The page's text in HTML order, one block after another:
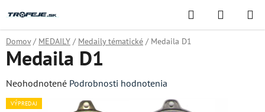
na
obsah
Hľadať
KOŠÍK
Domov / MEDAILY / Medaily tématické / Medaila D1
Medaila D1
Priemerné
hodnotenie
Neohodnotené Podrobnosti hodnotenia
VÝPREDAJ